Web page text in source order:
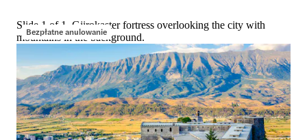
Bezpłatne anulowanie
Slide 1 of 1, Gjirokaster fortress overlooking the city with
mountains in the background.